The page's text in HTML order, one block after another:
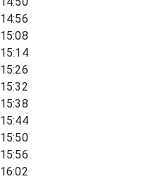
14:56
15:08
15:14
15:26
15:32
15:38
15:44
15:50
15:56
16:02